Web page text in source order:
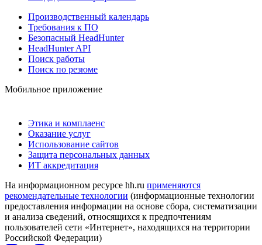
Производственный календарь
Требования к ПО
Безопасный HeadHunter
HeadHunter API
Поиск работы
Поиск по резюме
Мобильное приложение
Этика и комплаенс
Оказание услуг
Использование сайтов
Защита персональных данных
ИТ аккредитация
На информационном ресурсе hh.ru применяются
рекомендательные технологии (информационные технологии
предоставления информации на основе сбора, систематизации
и анализа сведений, относящихся к предпочтениям
пользователей сети «Интернет», находящихся на территории
Российской Федерации)